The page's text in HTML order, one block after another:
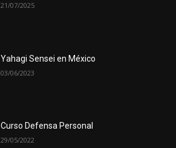
21/07/2025
Yahagi Sensei en México
03/06/2023
Curso Defensa Personal
29/05/2022